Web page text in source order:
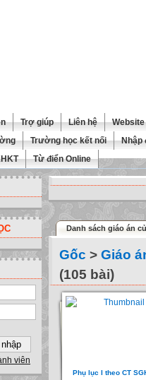
Trợ giúp Liên hệ
Trường học kết nối
Nhập
Từ điển Online
viên
Danh sách giáo án
Gốc > Giáo
(105 bài)
Phụ lục I theo CT